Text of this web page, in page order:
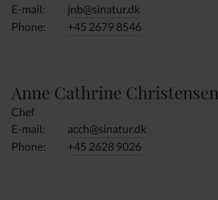
E-mail:
jnb@sinatur.dk
Phone:
+45 2679 8546
Anne Cathrine Christensen
Chef
E-mail:
acch@sinatur.dk
Phone:
+45 2628 9026